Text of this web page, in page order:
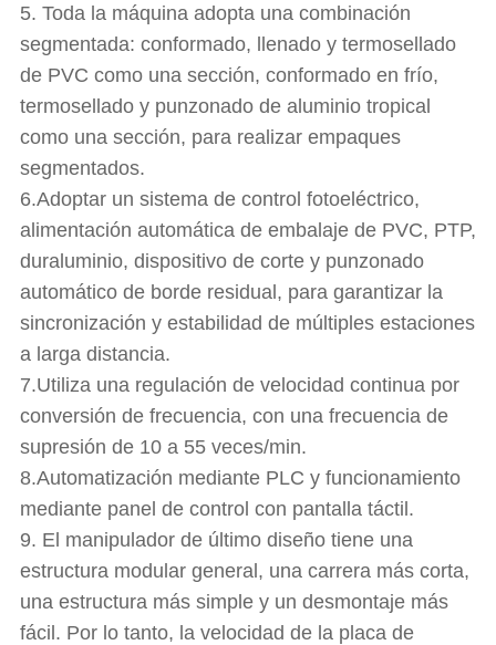
5. Toda la máquina adopta una combinación
segmentada: conformado, llenado y termosellado
de PVC como una sección, conformado en frío,
termosellado y punzonado de aluminio tropical
como una sección, para realizar empaques
segmentados.
6.Adoptar un sistema de control fotoeléctrico,
alimentación automática de embalaje de PVC, PTP,
duraluminio, dispositivo de corte y punzonado
automático de borde residual, para garantizar la
sincronización y estabilidad de múltiples estaciones
a larga distancia.
7.Utiliza una regulación de velocidad continua por
conversión de frecuencia, con una frecuencia de
supresión de 10 a 55 veces/min.
8.Automatización mediante PLC y funcionamiento
mediante panel de control con pantalla táctil.
9. El manipulador de último diseño tiene una
estructura modular general, una carrera más corta,
una estructura más simple y un desmontaje más
fácil. Por lo tanto, la velocidad de la placa de